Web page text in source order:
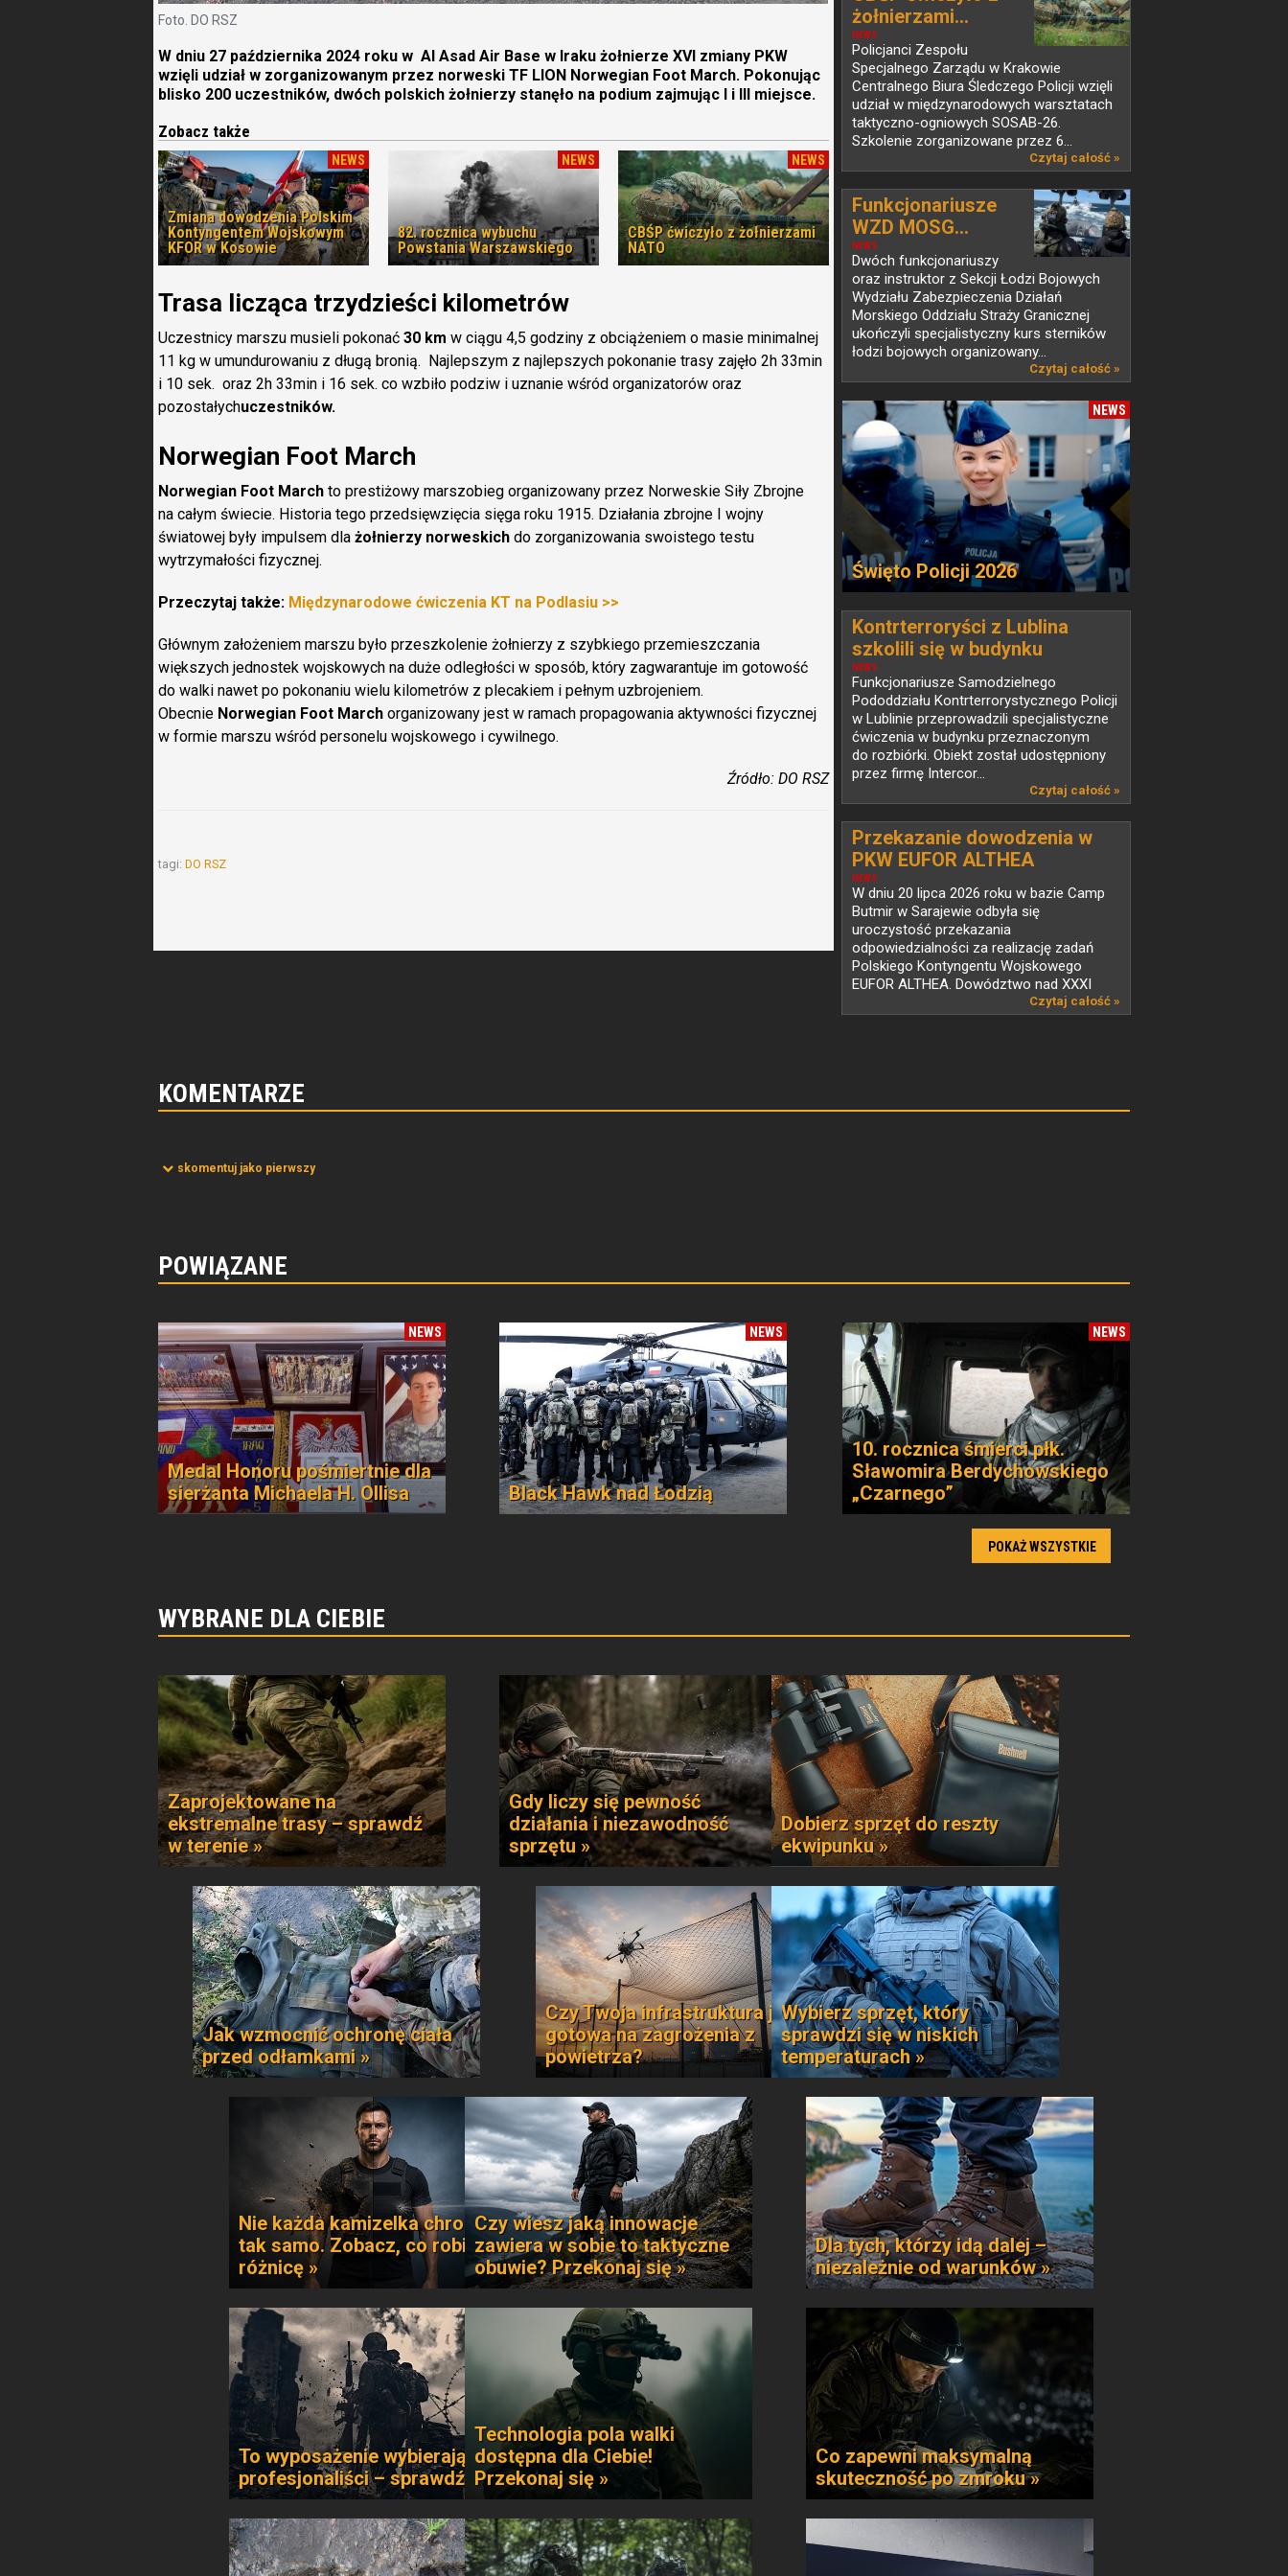
Foto. DO RSZ
W dniu 27 października 2024 roku w Al Asad Air Base w Iraku żołnierze XVI zmiany PKW
wzięli udział w zorganizowanym przez norweski TF LION Norwegian Foot March. Pokonując
blisko 200 uczestników, dwóch polskich żołnierzy stanęło na podium zajmując I i III miejsce.
Zobacz także
NEWS
Zmiana dowodzenia Polskim
Kontyngentem Wojskowym
KFOR w Kosowie
NEWS
82. rocznica wybuchu
Powstania Warszawskiego
NEWS
CBŚP ćwiczyło z żołnierzami
NATO
Trasa licząca trzydzieści kilometrów
Uczestnicy marszu musieli pokonać 30 km w ciągu 4,5 godziny z obciążeniem o masie minimalnej
11 kg w umundurowaniu z długą bronią. Najlepszym z najlepszych pokonanie trasy zajęło 2h 33min
i 10 sek. oraz 2h 33min i 16 sek. co wzbiło podziw i uznanie wśród organizatorów oraz
pozostałychuczestników.
Norwegian Foot March
Norwegian Foot March to prestiżowy marszobieg organizowany przez Norweskie Siły Zbrojne
na całym świecie. Historia tego przedsięwzięcia sięga roku 1915. Działania zbrojne I wojny
światowej były impulsem dla żołnierzy norweskich do zorganizowania swoistego testu
wytrzymałości fizycznej.
Przeczytaj także: Międzynarodowe ćwiczenia KT na Podlasiu >>
Głównym założeniem marszu było przeszkolenie żołnierzy z szybkiego przemieszczania
większych jednostek wojskowych na duże odległości w sposób, który zagwarantuje im gotowość
do walki nawet po pokonaniu wielu kilometrów z plecakiem i pełnym uzbrojeniem.
Obecnie Norwegian Foot March organizowany jest w ramach propagowania aktywności fizycznej
w formie marszu wśród personelu wojskowego i cywilnego.
Źródło: DO RSZ
tagi: DO RSZ
NEWS
żołnierzami...
Policjanci Zespołu
Specjalnego Zarządu w Krakowie
Centralnego Biura Śledczego Policji wzięli
udział w międzynarodowych warsztatach
taktyczno-ogniowych SOSAB-26.
Szkolenie zorganizowane przez 6...
Czytaj całość »
NEWS
Funkcjonariusze
WZD MOSG...
Dwóch funkcjonariuszy
oraz instruktor z Sekcji Łodzi Bojowych
Wydziału Zabezpieczenia Działań
Morskiego Oddziału Straży Granicznej
ukończyli specjalistyczny kurs sterników
łodzi bojowych organizowany...
Czytaj całość »
NEWS
Święto Policji 2026
NEWS
Kontrterroryści z Lublina
szkolili się w budynku
przeznaczonym do rozbiórki
Funkcjonariusze Samodzielnego
Pododdziału Kontrterrorystycznego Policji
w Lublinie przeprowadzili specjalistyczne
ćwiczenia w budynku przeznaczonym
do rozbiórki. Obiekt został udostępniony
przez firmę Intercor...
Czytaj całość »
NEWS
Przekazanie dowodzenia w
PKW EUFOR ALTHEA
W dniu 20 lipca 2026 roku w bazie Camp
Butmir w Sarajewie odbyła się
uroczystość przekazania
odpowiedzialności za realizację zadań
Polskiego Kontyngentu Wojskowego
EUFOR ALTHEA. Dowództwo nad XXXI
Czytaj całość »
KOMENTARZE
skomentuj jako pierwszy
POWIĄZANE
NEWS
Medal Honoru pośmiertnie dla
sierżanta Michaela H. Ollisa
NEWS
Black Hawk nad Łodzią
NEWS
10. rocznica śmierci płk.
Sławomira Berdychowskiego
„Czarnego”
POKAŻ WSZYSTKIE
WYBRANE DLA CIEBIE
Zaprojektowane na
ekstremalne trasy – sprawdź
w terenie »
Gdy liczy się pewność
działania i niezawodność
sprzętu »
Dobierz sprzęt do reszty
ekwipunku »
Jak wzmocnić ochronę ciała
przed odłamkami »
Czy Twoja infrastruktura jest
gotowa na zagrożenia z
powietrza?
Wybierz sprzęt, który
sprawdzi się w niskich
temperaturach »
Nie każda kamizelka chroni
tak samo. Zobacz, co robi
różnicę »
Czy wiesz jaką innowacje
zawiera w sobie to taktyczne
obuwie? Przekonaj się »
Dla tych, którzy idą dalej –
niezależnie od warunków »
To wyposażenie wybierają
profesjonaliści – sprawdź »
Technologia pola walki
dostępna dla Ciebie!
Przekonaj się »
Co zapewni maksymalną
skuteczność po zmroku »